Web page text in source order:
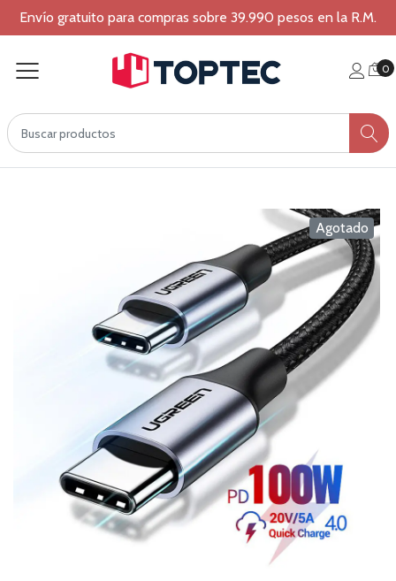
Envío gratuito para compras sobre 39.990 pesos en la R.M.
0
Agotado